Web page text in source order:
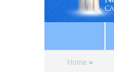
Home »